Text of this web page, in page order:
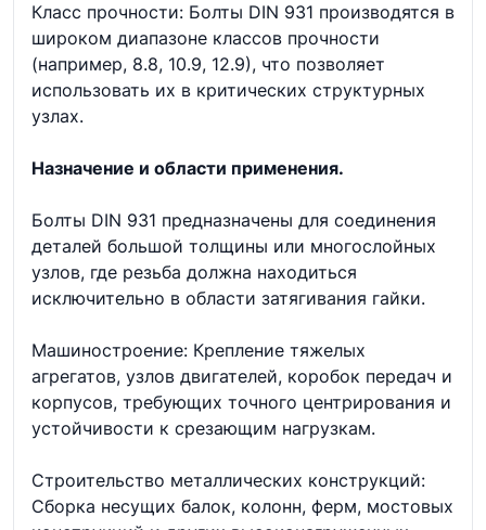
Класс прочности: Болты DIN 931 производятся в
широком диапазоне классов прочности
(например, 8.8, 10.9, 12.9), что позволяет
использовать их в критических структурных
узлах.
Назначение и области применения.
Болты DIN 931 предназначены для соединения
деталей большой толщины или многослойных
узлов, где резьба должна находиться
исключительно в области затягивания гайки.
Машиностроение: Крепление тяжелых
агрегатов, узлов двигателей, коробок передач и
корпусов, требующих точного центрирования и
устойчивости к срезающим нагрузкам.
Строительство металлических конструкций:
Сборка несущих балок, колонн, ферм, мостовых